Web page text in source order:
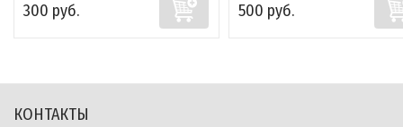
300 руб. 500 руб.
КОНТАКТЫ